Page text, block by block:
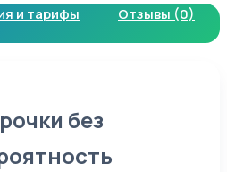
и тарифы
Отзывы (0)
без